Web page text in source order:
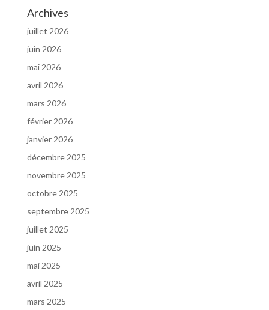
Archives
juillet 2026
juin 2026
mai 2026
avril 2026
mars 2026
février 2026
janvier 2026
décembre 2025
novembre 2025
octobre 2025
septembre 2025
juillet 2025
juin 2025
mai 2025
avril 2025
mars 2025